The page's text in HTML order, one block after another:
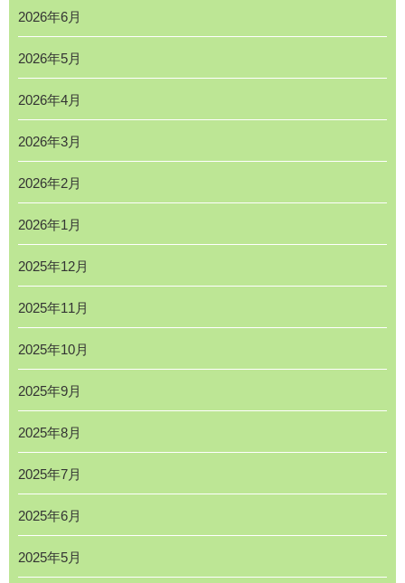
2026年6月
2026年5月
2026年4月
2026年3月
2026年2月
2026年1月
2025年12月
2025年11月
2025年10月
2025年9月
2025年8月
2025年7月
2025年6月
2025年5月